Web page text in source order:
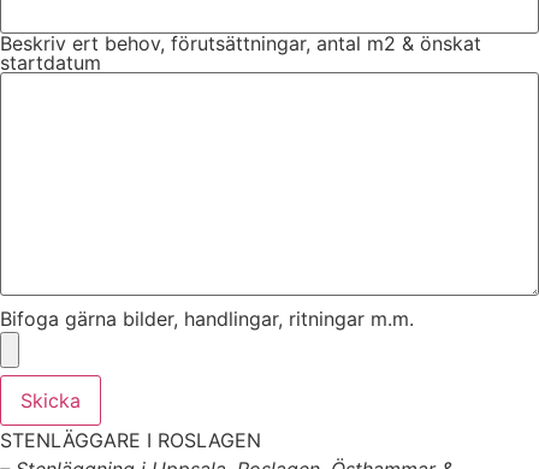
Beskriv ert behov, förutsättningar, antal m2 & önskat
startdatum
Bifoga gärna bilder, handlingar, ritningar m.m.
Skicka
STENLÄGGARE I ROSLAGEN